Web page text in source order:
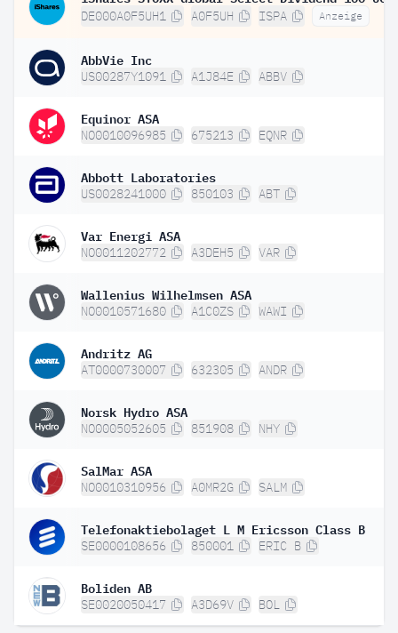
DE000A0F5UH1 A0F5UH ISPA Anzeige
AbbVie Inc
US00287Y1091 A1J84E ABBV
Equinor ASA
NO0010096985 675213 EQNR
Abbott Laboratories
US0028241000 850103 ABT
Var Energi ASA
NO0011202772 A3DEH5 VAR
Wallenius Wilhelmsen ASA
NO0010571680 A1C0ZS WAWI
Andritz AG
AT0000730007 632305 ANDR
Norsk Hydro ASA
NO0005052605 851908 NHY
SalMar ASA
NO0010310956 A0MR2G SALM
Telefonaktiebolaget L M Ericsson Class B
SE0000108656 850001 ERIC B
Boliden AB
SE0020050417 A3D69V BOL